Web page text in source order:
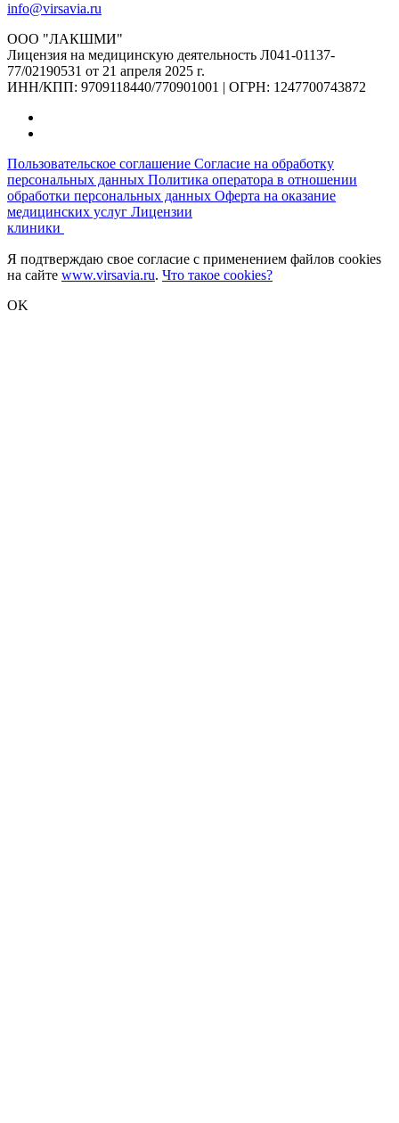
info@virsavia.ru
ООО "ЛАКШМИ"
Лицензия на медицинскую деятельность Л041-01137-
77/02190531 от 21 апреля 2025 г.
ИНН/КПП: 9709118440/770901001 | ОГРН: 1247700743872
Пользовательское соглашение Согласие на обработку
персональных данных Политика оператора в отношении
обработки персональных данных Оферта на оказание
медицинских услуг Лицензии
клиники
Я подтверждаю свое согласие с применением файлов cookies
на сайте www.virsavia.ru. Что такое cookies?
OK